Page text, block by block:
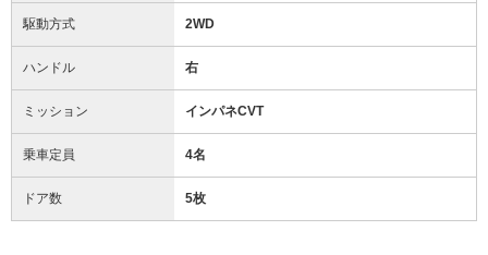
駆動方式 2WD
ハンドル 右
ミッション インパネCVT
乗車定員 4名
ドア数 5枚